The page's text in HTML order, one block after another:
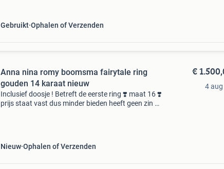
Gebruikt Ophalen of Verzenden
Anna nina romy boomsma fairytale ring
gouden 14 karaat nieuw
Inclusief doosje ! Betreft de eerste ring ❣️ maat 16 ❣️
prijs staat vast dus minder bieden heeft geen zin ❣️
Nieuw Ophalen of Verzenden
€
4